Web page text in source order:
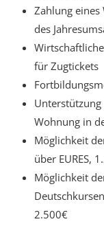
Zahlung eines
des
für Zugtickets
Unterstützung
Wohnung in
Möglichkeit
über EURES,
Möglichkeit
2.500€